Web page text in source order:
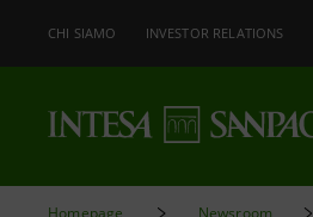
CHI SIAMO INVESTOR RELATIONS
Homepage Newsroom